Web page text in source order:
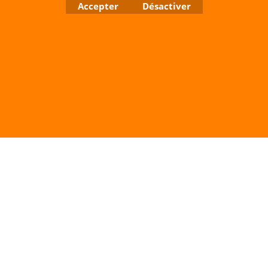
RCS A 401 633 383 Siret: 401 633 383 00047 TVA: FR 144 01 633 383 Code APE: 4765Z
Accepter Désactiver